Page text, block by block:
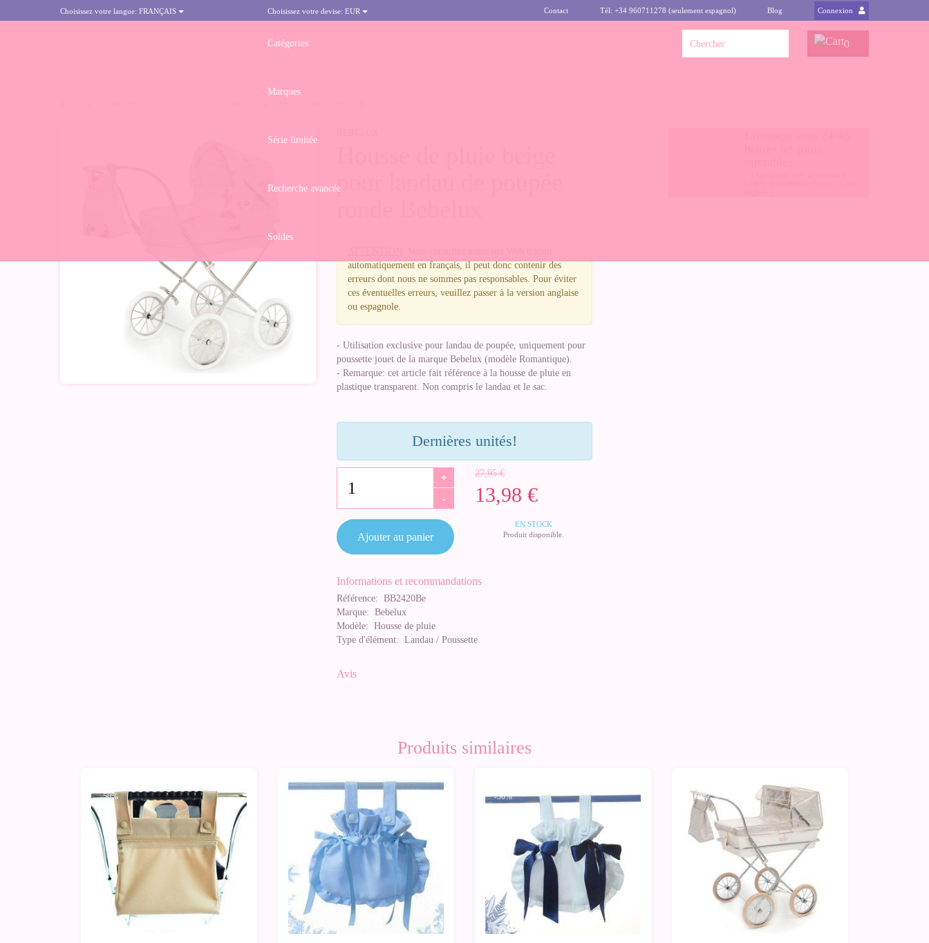
Choisissez votre langue: FRANÇAIS Choisissez votre devise: EUR Contact Tél: +34 960711278 (seulement espagnol) Blog Connexion
Catégories
Marques
Série limitée
Recherche avancée
Soldes
0
pour landau de poupée
automatiquement en français, il peut donc contenir des
erreurs dont nous ne sommes pas responsables. Pour éviter
ces éventuelles erreurs, veuillez passer à la version anglaise
ou espagnole.
- Utilisation exclusive pour landau de poupée, uniquement pour
poussette jouet de la marque Bebelux (modèle Romantique).
- Remarque: cet article fait référence à la housse de pluie en
plastique transparent. Non compris le landau et le sac.
Dernières unités!
27,95 €
13,98 €
+
-
EN STOCK
Produit disponible.
Ajouter au panier
Informations et recommandations
Référence: BB2420Be
Marque: Bebelux
Modèle: Housse de pluie
Type d'élément: Landau / Poussette
Avis
Produits similaires
-50% -50% -50%